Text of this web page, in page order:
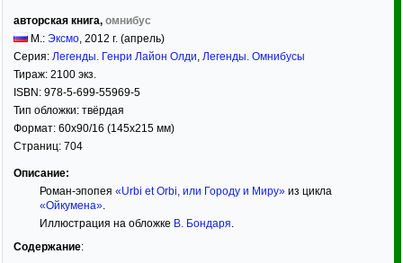
авторская книга, омнибус
М.: Эксмо, 2012 г. (апрель)
Серия: Легенды. Генри Лайон Олди, Легенды. Омнибусы
Тираж: 2100 экз.
ISBN: 978-5-699-55969-5
Тип обложки: твёрдая
Формат: 60x90/16 (145x215 мм)
Страниц: 704
Описание:
Роман-эпопея «Urbi et Оrbi, или Городу и Миру»из цикла
«Ойкумена».
Иллюстрация на обложке В. Бондаря.
Содержание: